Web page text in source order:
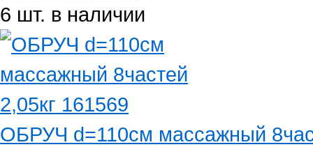
6 шт. в наличии
ОБРУЧ d=110см массажный